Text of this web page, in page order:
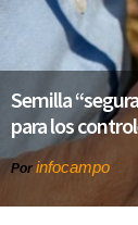
Semilla
para los
Por infocampo